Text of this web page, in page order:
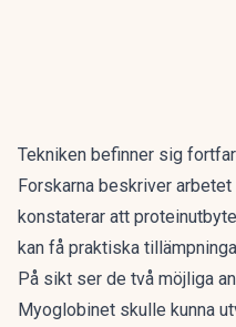
Tekniken befinner sig
Forskarna beskriver
konstaterar att
kan få praktiska
På sikt ser de två möjliga
Myoglobinet skulle kunna